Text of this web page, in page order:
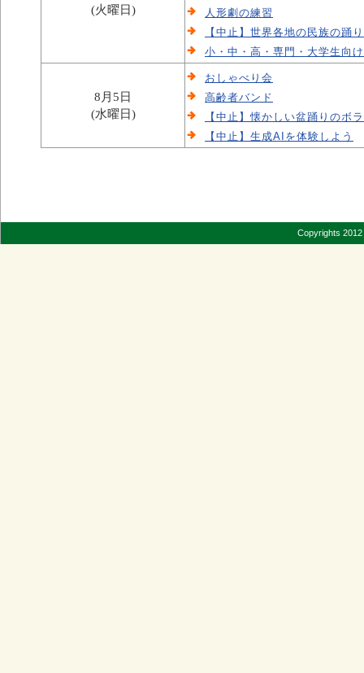
(火曜日)
人形劇の練習
【中止】世界各地の民族の踊
小・中・高・専門・大学生向
8月5日
(水曜日)
おしゃべり会
高齢者バンド
【中止】懐かしい盆踊りのボ
【中止】生成AIを体験しよう
Copyrights